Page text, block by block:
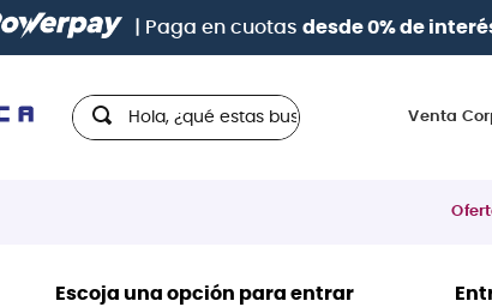
| Paga en cuotas desde 0% de
Hola, ¿qué estas buscando?
Venta
Escoja una opción para entrar